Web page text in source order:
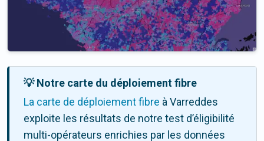
💡 Notre carte du déploiement fibre
La carte de déploiement fibre à Varreddes
exploite les résultats de notre test d’éligibilité
multi-opérateurs enrichies par les données